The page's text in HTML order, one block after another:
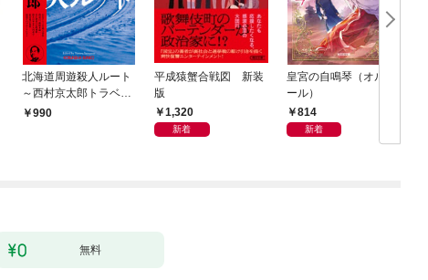
北海道周遊殺人ルート
～西村京太郎トラベル
ミステリー・セレクシ
990
平成猿蟹合戦図 新装
版
1,320
新着
皇宮の自鳴琴（オルゴ
ール）
814
新着
無料